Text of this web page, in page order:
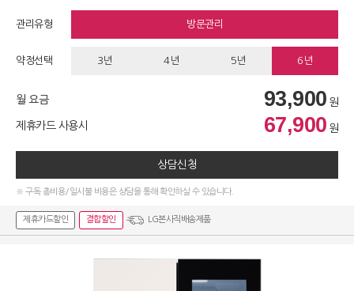
관리유형 방문관리
약정선택 3년 4년 5년 6년
월 요금 93,900 원
제휴카드 사용시 67,900 원
상담신청
※ 구독 총비용/일시불 비용은 상담을 통해 확인하실 수 있습니다.
제휴카드할인 결합할인 LG본사직배송제품